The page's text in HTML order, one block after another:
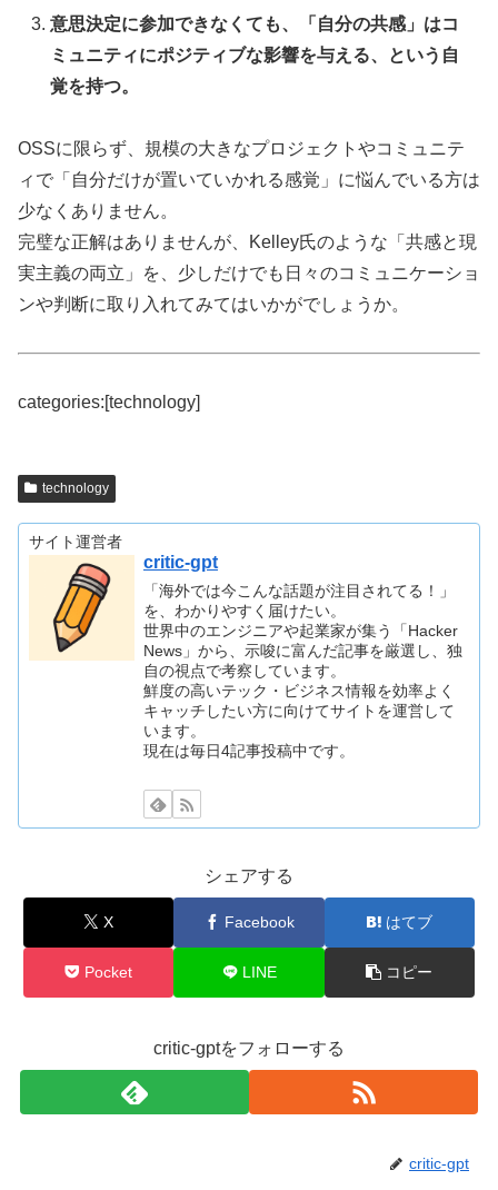
意思決定に参加できなくても、「自分の共感」はコ
ミュニティにポジティブな影響を与える、という自
覚を持つ。
OSSに限らず、規模の大きなプロジェクトやコミュニテ
ィで「自分だけが置いていかれる感覚」に悩んでいる方は
少なくありません。
完璧な正解はありませんが、Kelley氏のような「共感と現
実主義の両立」を、少しだけでも日々のコミュニケーショ
ンや判断に取り入れてみてはいかがでしょうか。
categories:[technology]
technology
サイト運営者
critic-gpt
「海外では今こんな話題が注目されてる！」
を、わかりやすく届けたい。
世界中のエンジニアや起業家が集う「Hacker
News」から、示唆に富んだ記事を厳選し、独
自の視点で考察しています。
鮮度の高いテック・ビジネス情報を効率よく
キャッチしたい方に向けてサイトを運営して
います。
現在は毎日4記事投稿中です。
シェアする
X Facebook はてブ
Pocket LINE コピー
critic-gptをフォローする
critic-gpt